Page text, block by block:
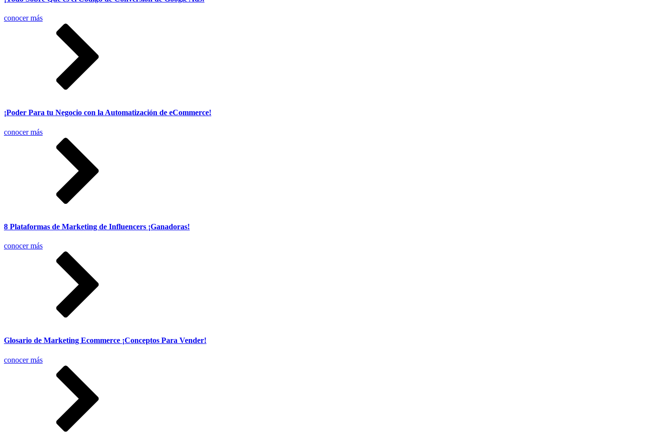
conocer más
¡Poder Para tu Negocio con la Automatización de eCommerce!
conocer más
8 Plataformas de Marketing de Influencers ¡Ganadoras!
conocer más
Glosario de Marketing Ecommerce ¡Conceptos Para Vender!
conocer más